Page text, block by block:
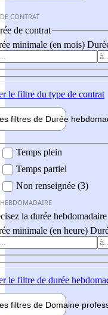
CONTRAT
de contrat
minimale (en mois)
le filtre du type de contrat
filtres de Durée hebdo
Temps plein
Temps partiel
Non renseignée (3)
la durée hebdomadaire
minimale (en heure)
le filtre de durée
filtres de Domaine pro